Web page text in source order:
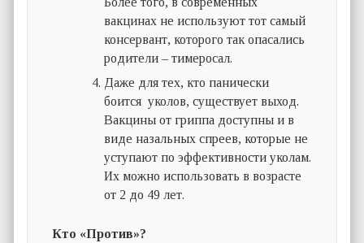
вакцинах не используют тот самый
консервант, которого так опасались
родители – тимеросал.
Даже для тех, кто панически
боится уколов, существует выход.
Вакцины от гриппа доступны и в
виде назальных спреев, которые не
уступают по эффективности уколам.
Их можно использовать в возрасте
от 2 до 49 лет.
Кто «Против»?